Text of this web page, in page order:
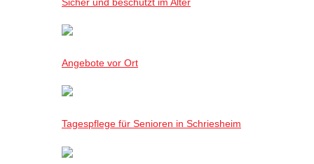
Angebote vor Ort
Tagespflege für Senioren in Schriesheim